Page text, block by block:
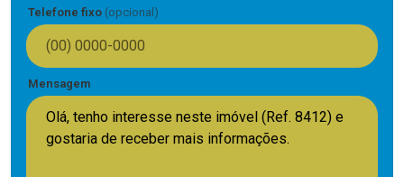
Telefone fixo (opcional)
Mensagem